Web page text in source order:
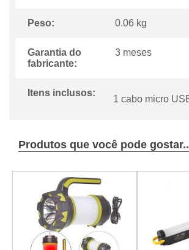
Peso: 0.06 kg
Garantia do
fabricante:
3 meses
Itens inclusos:
1 cabo micro
Produtos que você pode